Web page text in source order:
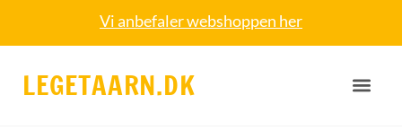
Vi anbefaler webshoppen her
LEGETAARN.DK